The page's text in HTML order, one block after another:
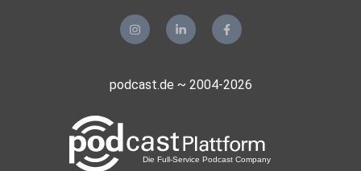
podcast.de ~ 2004-2026